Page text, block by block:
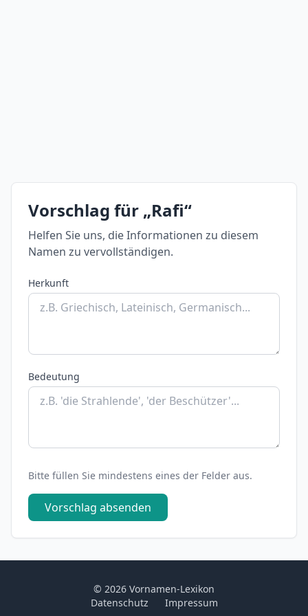
Vorschlag für „Rafi“
Helfen Sie uns, die Informationen zu diesem
Namen zu vervollständigen.
Herkunft
Bedeutung
Bitte füllen Sie mindestens eines der Felder aus.
Vorschlag absenden
© 2026 Vornamen-Lexikon
Datenschutz
Impressum